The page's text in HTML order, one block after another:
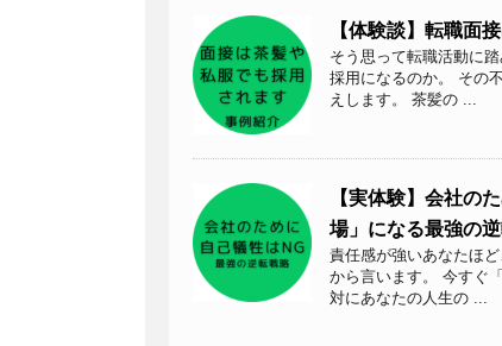
【体験談】転職面
そう思って転職活動に
採用になるのか。 その
えします。 茶髪の ...
【実体験】会社の
場」になる最強の
責任感が強いあなたほ
から言います。 今すぐ
対にあなたの人生の ...